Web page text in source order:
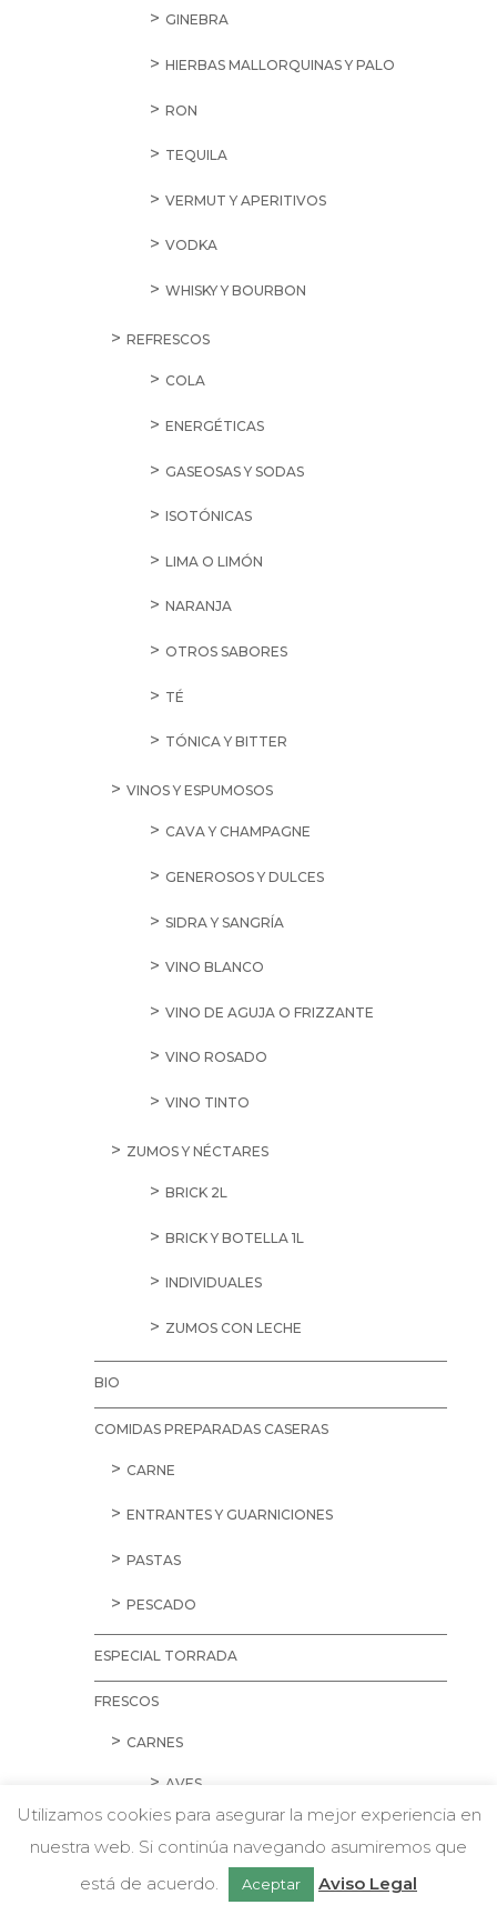
GINEBRA
HIERBAS MALLORQUINAS Y PALO
RON
TEQUILA
VERMUT Y APERITIVOS
VODKA
WHISKY Y BOURBON
REFRESCOS
COLA
ENERGÉTICAS
GASEOSAS Y SODAS
ISOTÓNICAS
LIMA O LIMÓN
NARANJA
OTROS SABORES
TÉ
TÓNICA Y BITTER
VINOS Y ESPUMOSOS
CAVA Y CHAMPAGNE
GENEROSOS Y DULCES
SIDRA Y SANGRÍA
VINO BLANCO
VINO DE AGUJA O FRIZZANTE
VINO ROSADO
VINO TINTO
ZUMOS Y NÉCTARES
BRICK 2L
BRICK Y BOTELLA 1L
INDIVIDUALES
ZUMOS CON LECHE
BIO
COMIDAS PREPARADAS CASERAS
CARNE
ENTRANTES Y GUARNICIONES
PASTAS
PESCADO
ESPECIAL TORRADA
FRESCOS
CARNES
AVES
CARNE PICADA
CERDO w Chatea con nosotros
Utilizamos cookies para asegurar la mejor experiencia en
nuestra web. Si continúa navegando asumiremos que
está de acuerdo.
Aceptar Aviso Legal